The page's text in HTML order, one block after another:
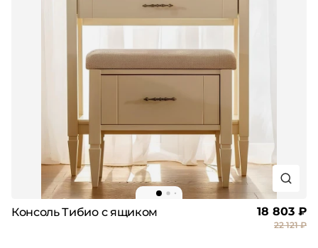
Консоль Тибио с ящиком 18 803 ₽
22 121 ₽